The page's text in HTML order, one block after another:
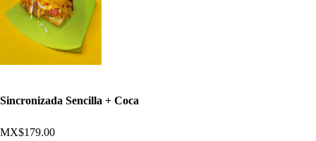
Sincronizada Sencilla + Coca
MX$179.00